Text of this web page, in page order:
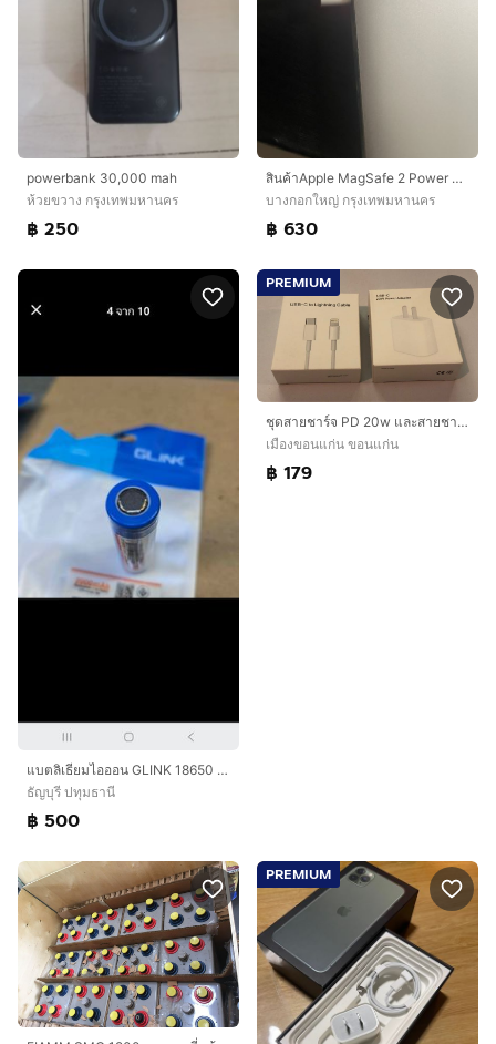
powerbank 30,000 mah
ห้วยขวาง กรุงเทพมหานคร
฿ 250
สินค้าApple MagSafe 2 Power Adapter ขนาด 45 วัตต์ (สำหรับ MacBook Air) ของแท้
บางกอกใหญ่ กรุงเทพมหานคร
฿ 630
แบตลิเธียมไอออน GLINK 18650 2000mAh แบตใหม่ 100 เปอร์เซ็นต์ 18 ก้อน มี มอก
ธัญบุรี ปทุมธานี
฿ 500
PREMIUM
ชุดสายชาร์จ PD 20w และสายชาร์จ type c to lighting
เมืองขอนแก่น ขอนแก่น
฿ 179
PREMIUM